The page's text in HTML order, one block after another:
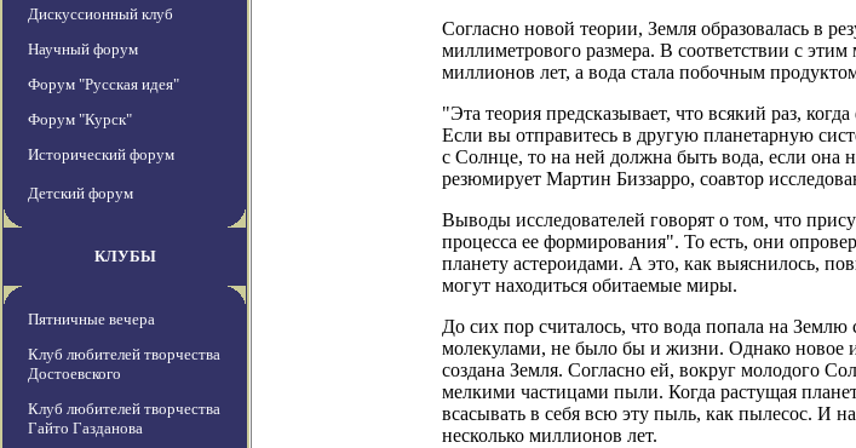
Дискуссионный клуб
Научный форум
Форум "Русская идея"
Форум "Курск"
Исторический форум
Детский форум
КЛУБЫ
Пятничные вечера
Клуб любителей творчества
Достоевского
Клуб любителей творчества
Гайто Газданова
Согласно новой теории, Земля образовалась в
миллиметрового размера. В соответствии с
миллионов лет, а вода стала побочным
"Эта теория предсказывает, что всякий раз,
Если вы отправитесь в другую планетарную
с Солнце, то на ней должна быть вода, если она
резюмирует Мартин Биззарро, соавтор
Выводы исследователей говорят о том, что
процесса ее формирования". То есть, они
планету астероидами. А это, как выяснилось,
могут находиться обитаемые миры.
До сих пор считалось, что вода попала на
молекулами, не было бы и жизни. Однако новое
создана Земля. Согласно ей, вокруг молодого
мелкими частицами пыли. Когда растущая
всасывать в себя всю эту пыль, как пылесос. И
несколько миллионов лет.